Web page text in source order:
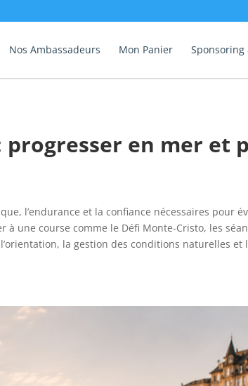
Nos Ambassadeurs Mon Panier Sponsoring
en mer et
l’endurance et la confiance nécessaires pour
une course comme le Défi Monte-Cristo, les
la gestion des conditions naturelles et